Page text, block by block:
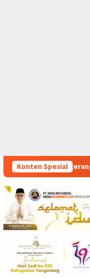
Konten Spesial
Ambil Langkah